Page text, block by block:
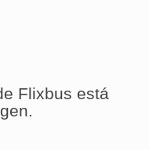
Flixbus está